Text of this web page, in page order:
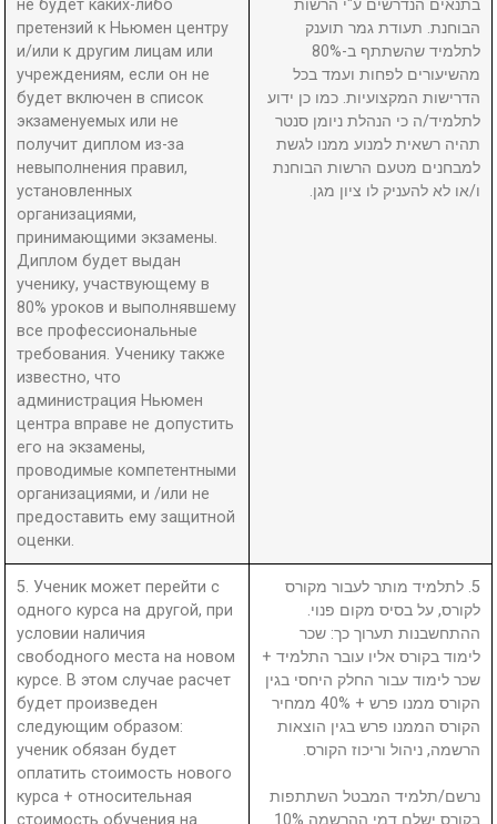
не будет каких-либо
претензий к Ньюмен центру
и/или к другим лицам или
учреждениям, если он не
будет включен в список
экзаменуемых или не
получит диплом из-за
невыполнения правил,
установленных
организациями,
принимающими экзамены.
Диплом будет выдан
ученику, участвующему в
80% уроков и выполнявшему
все профессиональные
требования. Ученику также
известно, что
администрация Ньюмен
центра вправе не допустить
его на экзамены,
проводимые компетентными
организациями, и /или не
предоставить ему защитной
оценки.
בתנאים הנדרשים ע"י הרשות
הבוחנת. תעודת גמר תוענק
לתלמיד שהשתתף ב-80%
מהשיעורים לפחות ועמד בכל
הדרישות המקצועיות. כמו כן ידוע
לתלמיד/ה כי הנהלת ניומן סנטר
תהיה רשאית למנוע ממנו לגשת
למבחנים מטעם הרשות הבוחנת
ו/או לא להעניק לו ציון מגן.
5. Ученик может перейти с
одного курса на другой, при
условии наличия
свободного места на новом
курсе. В этом случае расчет
будет произведен
следующим образом:
ученик обязан будет
оплатить стоимость нового
курса + относительная
стоимость обучения на
5. לתלמיד מותר לעבור מקורס
לקורס, על בסיס מקום פנוי.
ההתחשבנות תערוך כך: שכר
לימוד בקורס אליו עובר התלמיד +
שכר לימוד עבור החלק היחסי בגין
הקורס ממנו פרש + 40% ממחיר
הקורס הממנו פרש בגין הוצאות
הרשמה, ניהול וריכוז הקורס.
נרשם/תלמיד המבטל השתתפות
בקורס ישלם דמי ההרשמה 10%